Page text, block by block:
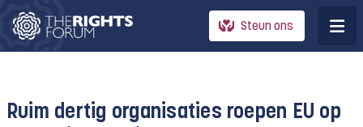
Steun ons
Ruim dertig organisaties roepen EU op